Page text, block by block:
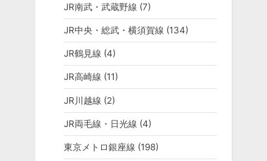
JR南武・武蔵野線 (7)
JR中央・総武・横須賀線 (134)
JR鶴見線 (4)
JR高崎線 (11)
JR川越線 (2)
JR両毛線・日光線 (4)
東京メトロ銀座線 (198)